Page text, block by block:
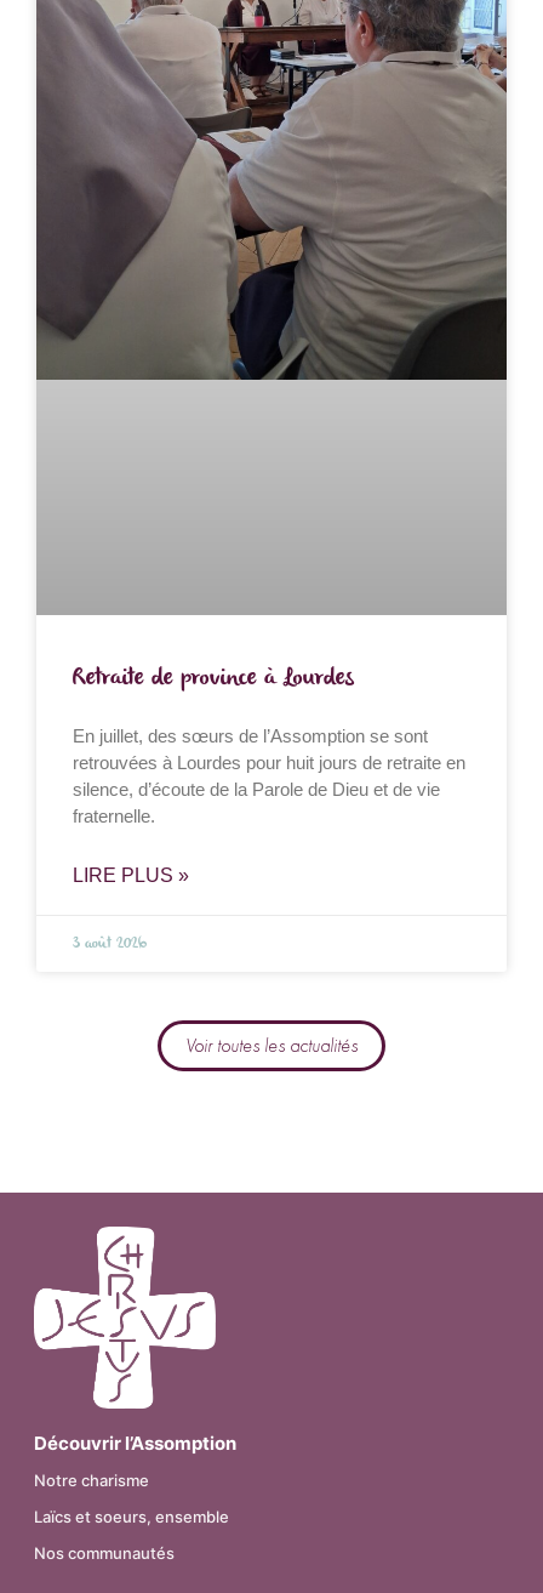
Retraite de province à Lourdes
En juillet, des sœurs de l’Assomption se sont
retrouvées à Lourdes pour huit jours de retraite en
silence, d’écoute de la Parole de Dieu et de vie
fraternelle.
LIRE PLUS »
3 août 2026
Voir toutes les actualités
Découvrir l’Assomption
Notre charisme
Laïcs et soeurs, ensemble
Nos communautés